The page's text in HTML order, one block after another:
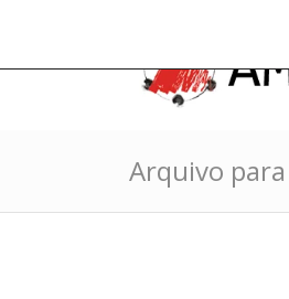
Arquivo